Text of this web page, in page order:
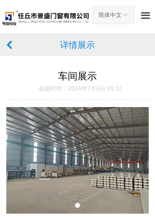
끀
首页
景盛证书
新闻中心
在线留言
联系我们
ꀅ
简体中文
车间展示
详情展示
낒
创建时间： 2024年7月6日 09:32